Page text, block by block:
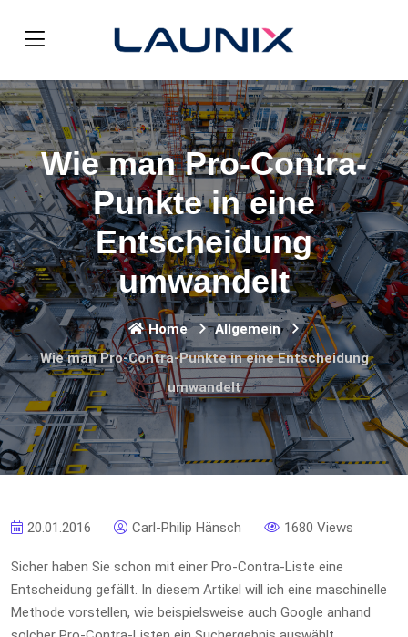
Wie man Pro-Contra-
Punkte in eine
Entscheidung
umwandelt
Home
Allgemein
Wie man Pro-Contra-Punkte in eine Entscheidung
umwandelt
20.01.2016 Carl-Philip Hänsch 1680 Views
Sicher haben Sie schon mit einer Pro-Contra-Liste eine
Entscheidung gefällt. In diesem Artikel will ich eine maschinelle
Methode vorstellen, wie beispielsweise auch Google anhand